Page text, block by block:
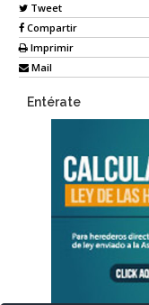
Tweet
Compartir
Imprimir
Mail
Entérate